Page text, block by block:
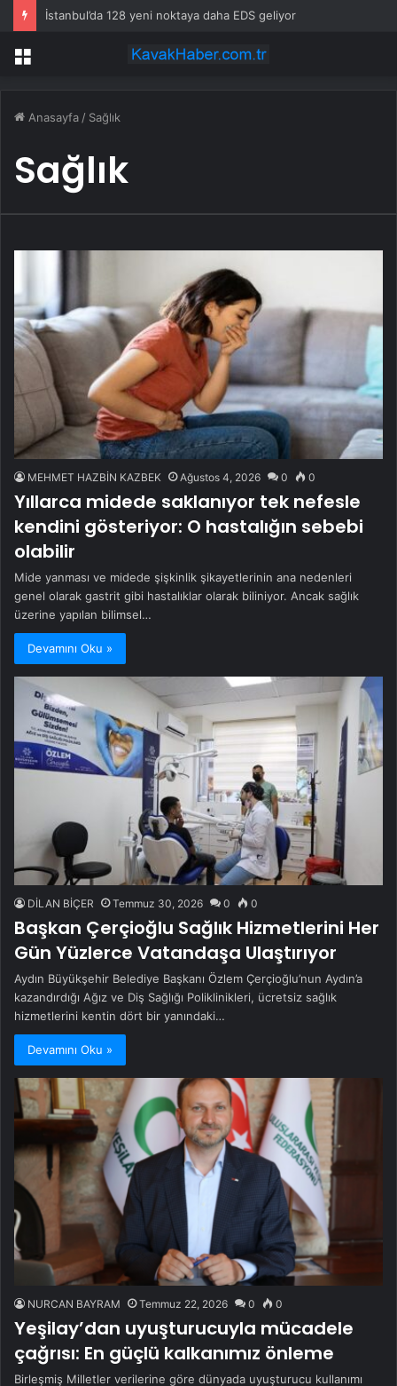
İstanbul’da 128 yeni noktaya daha EDS geliyor
Menü
Anasayfa / Sağlık
Sağlık
MEHMET HAZBİN KAZBEK Ağustos 4, 2026 0 0
Yıllarca midede saklanıyor tek nefesle
kendini gösteriyor: O hastalığın sebebi
olabilir
Mide yanması ve midede şişkinlik şikayetlerinin ana nedenleri
genel olarak gastrit gibi hastalıklar olarak biliniyor. Ancak sağlık
üzerine yapılan bilimsel…
Devamını Oku »
DİLAN BİÇER Temmuz 30, 2026 0 0
Başkan Çerçioğlu Sağlık Hizmetlerini Her
Gün Yüzlerce Vatandaşa Ulaştırıyor
Aydın Büyükşehir Belediye Başkanı Özlem Çerçioğlu’nun Aydın’a
kazandırdığı Ağız ve Diş Sağlığı Poliklinikleri, ücretsiz sağlık
hizmetlerini kentin dört bir yanındaki…
Devamını Oku »
NURCAN BAYRAM Temmuz 22, 2026 0 0
Yeşilay’dan uyuşturucuyla mücadele
çağrısı: En güçlü kalkanımız önleme
Birleşmiş Milletler verilerine göre dünyada uyuşturucu kullanımı